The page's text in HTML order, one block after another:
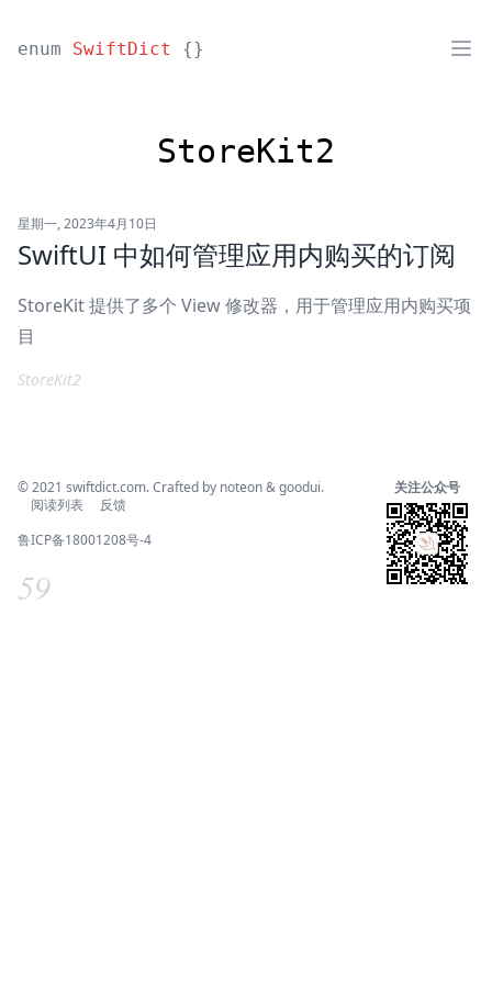
enum SwiftDict {}
StoreKit2
星期一, 2023年4月10日
SwiftUI 中如何管理应用内购买的订阅
StoreKit 提供了多个 View 修改器，用于管理应用内购买项
目
StoreKit2
© 2021 swiftdict.com. Crafted by noteon&goodui.
阅读列表
反馈
鲁ICP备18001208号-4
59
关注公众号